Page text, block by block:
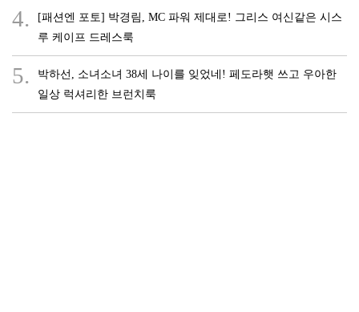
4.
[패션엔 포토] 박경림, MC 파워 제대로! 그리스 여신같은 시스
루 케이프 드레스룩
5.
박하선, 소녀소녀 38세 나이를 잊었네! 페도라햇 쓰고 우아한
일상 럭셔리한 브런치룩